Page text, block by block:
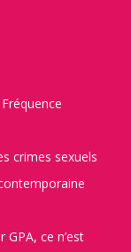
crimes sexuels
ce n’est